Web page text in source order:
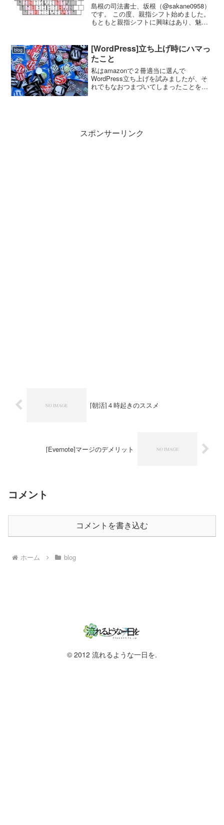
島根の司法書士、坂根（@sakane0958）
です。 この度、親指シフト始めました。
もともと親指シフトに興味はあり、魅力
立花岳志さんが親指シフトです。さまざ
まな親指...
blog
[WordPress]立ち上げ時にハマっ
たこと
私はamazonで２冊適当に選んで
WordPress立ち上げを試みましたが、そ
れでもなおつまづいてしまったことを紹
スポンサーリンク
[朝活]４時起きのススメ
[Evernote]マージのデメリット
コメント
コメントを書き込む
ホーム blog
© 2012 流れるような一日を.